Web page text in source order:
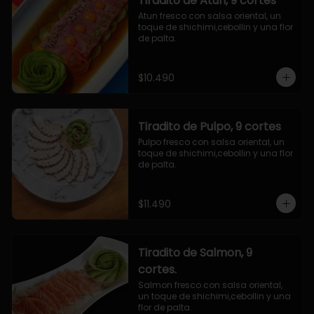
Atun fresco con salsa oriental, un
toque de shichimi,cebollin y una flor
de palta.
$10.490
Tiradito de Pulpo, 9 cortes
Pulpo fresco con salsa oriental, un
toque de shichimi,cebollin y una flor
de palta.
$11.490
Tiradito de Salmon, 9
cortes.
Salmon fresco con salsa oriental,
un toque de shichimi,cebollin y una
flor de palta.